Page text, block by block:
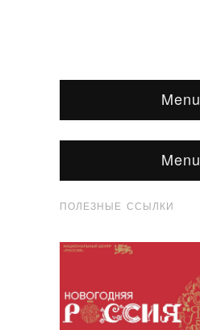
Menu
Menu
ПОЛЕЗНЫЕ ССЫЛКИ